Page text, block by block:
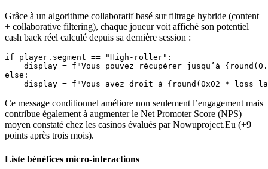
Grâce à un algorithme collaboratif basé sur filtrage hybride (content
+ collaborative filtering), chaque joueur voit affiché son potentiel
cash back réel calculé depuis sa dernière session :
if player.segment == "High‐roller":
display = f"Vous pouvez récupérer jusqu’à
else:
Ce message conditionnel améliore non seulement l’engagement mais
contribue également à augmenter le Net Promoter Score (NPS)
moyen constaté chez les casinos évalués par Nowuproject.Eu (+9
points après trois mois).
Liste bénéfices micro‐interactions